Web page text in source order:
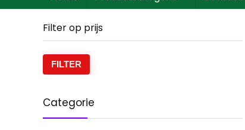
Filter op prijs
FILTER
Categorie